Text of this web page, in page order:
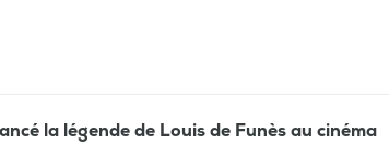
la légende de Louis de Funès au cinéma